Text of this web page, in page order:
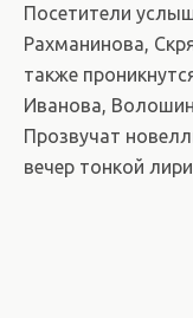
Посетители
Рахманинова,
также
Иванова,
Прозвучат
вечер тонкой